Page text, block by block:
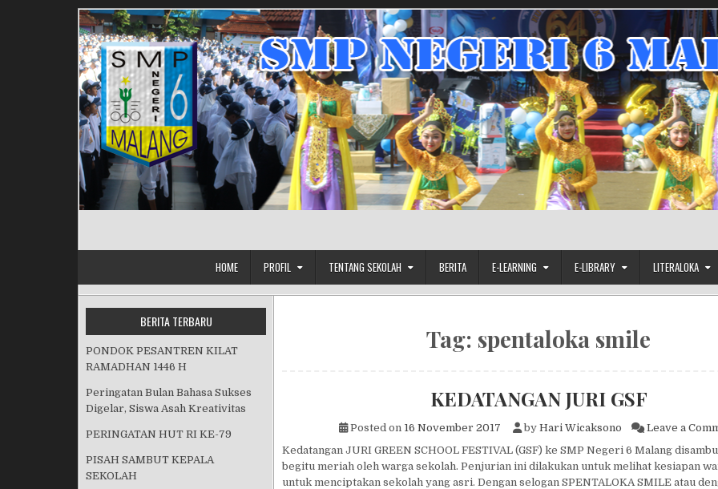
HOME PROFIL TENTANG SEKOLAH BERITA E-LEARNING E-LIBRARY LITERALOKA
Tag: spentaloka smile
KEDATANGAN JURI GSF
Posted on 16 November 2017 by Hari Wicaksono Leave a
Kedatangan JURI GREEN SCHOOL FESTIVAL (GSF) ke SMP Negeri 6 Malang
begitu meriah oleh warga sekolah. Penjurian ini dilakukan untuk melihat kesiapan
untuk menciptakan sekolah yang asri. Dengan selogan SPENTALOKA SMILE atau
BERITA TERBARU
PONDOK PESANTREN KILAT
RAMADHAN 1446 H
Peringatan Bulan Bahasa Sukses
Digelar, Siswa Asah Kreativitas
PERINGATAN HUT RI KE-79
PISAH SAMBUT KEPALA
SEKOLAH